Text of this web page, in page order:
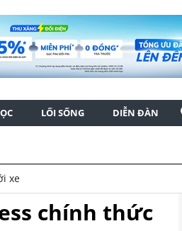
LỐI SỐNG DIỄN ĐÀN
xe
chính thức